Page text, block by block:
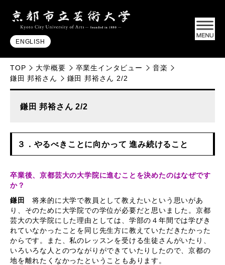
ENGLISH
TOP 大学概要 卒業生インタビュー
音楽
鎌田 邦裕さん
鎌田 邦裕さん 2/2
鎌田 邦裕さん 2/2
３．やるべきことに向かって 進み続けること
卒業後、京都芸大の大学院に進むことを決めたのはなぜです
か？
鎌田
将来的に大学で教員として教えたいという思いがあ
り、そのために大学院での学位が必要だと思いました。京都
芸大の大学院にした理由としては、学部の４年間では学びき
れていなかったことを同じ先生方に教えていただきたかった
からです。また、私のレッスンを受ける生徒さんがいたり、
いろいろな人とのつながりができていたりしたので、京都の
地を離れたくなかったということもあります。